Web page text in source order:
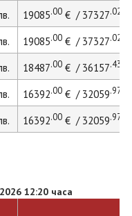
19085.00€ / 37327.02
19085.00€ / 37327.02
18487.00€ / 36157.43
16392.00€ / 32059.97
16392.00€ / 32059.97
12:20 часа